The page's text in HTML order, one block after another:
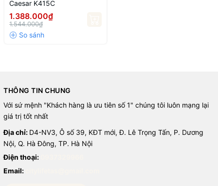
Caesar K415C
1.388.000₫
1.544.000₫
THÔNG TIN CHUNG
Với sứ mệnh "Khách hàng là ưu tiên số 1" chúng tôi luôn mạng lại
giá trị tốt nhất
Địa chỉ: D4-NV3, Ô số 39, KĐT mới, Đ. Lê Trọng Tấn, P. Dương
Nội, Q. Hà Đông, TP. Hà Nội
Điện thoại:
Email: